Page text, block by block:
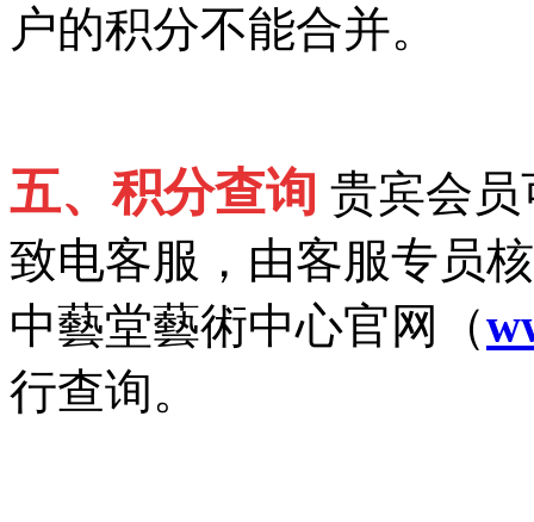
户的积分不能合并。
五、积分查询 贵宾会员
致电客服，由客服专员
中藝堂藝術中心官网（
行查询。